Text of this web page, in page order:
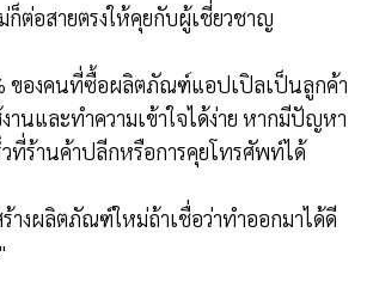
ก็ต่อสายตรงให้คุยกับผู้เชี่ยวชาญ
ของคนที่ซื้อผลิตภัณฑ์แอปเปิลเป็นลูกค้า
านและทำความเข้าใจได้ง่าย หากมีปัญหา
วที่ร้านค้าปลีกหรือการคุยโทรศัพท์ได้
างผลิตภัณฑ์ใหม่ถ้าเชื่อว่าทำออกมาได้ดี